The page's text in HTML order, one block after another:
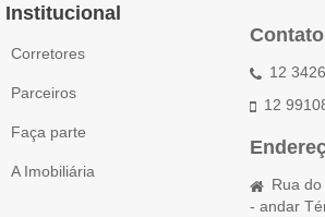
Institucional
Corretores
Parceiros
Faça parte
A Imobiliária
12
12
Rua
- andar